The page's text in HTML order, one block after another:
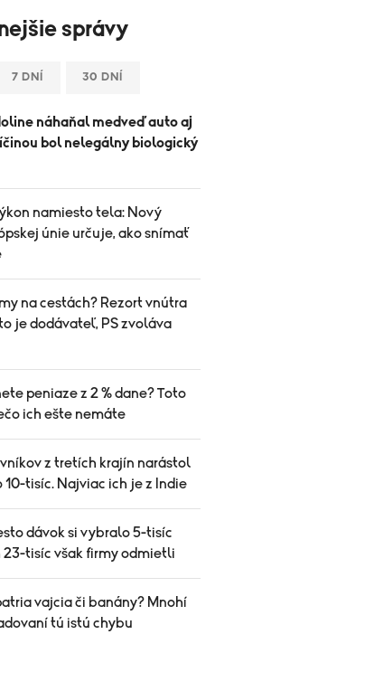
správy
7 DNÍ 30 DNÍ
náhaňal medveď auto aj
bol nelegálny biologický
namiesto tela: Nový
únie určuje, ako snímať
na cestách? Rezort vnútra
je dodávateľ, PS zvoláva
peniaze z 2 % dane? Toto
ich ešte nemáte
z tretích krajín narástol
10-tisíc. Najviac ich je z Indie
dávok si vybralo 5-tisíc
23-tisíc však firmy odmietli
vajcia či banány? Mnohí
tú istú chybu